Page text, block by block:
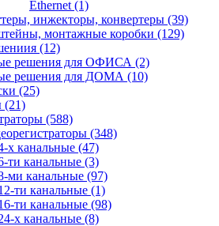
Ethernet (1)
инжекторы, конвертеры (39)
монтажные коробки (129)
(12)
решения для ОФИСА (2)
решения для ДОМА (10)
(25)
(21)
(588)
(348)
х канальные (47)
ти канальные (3)
ми канальные (97)
ти канальные (1)
ти канальные (98)
х канальные (8)